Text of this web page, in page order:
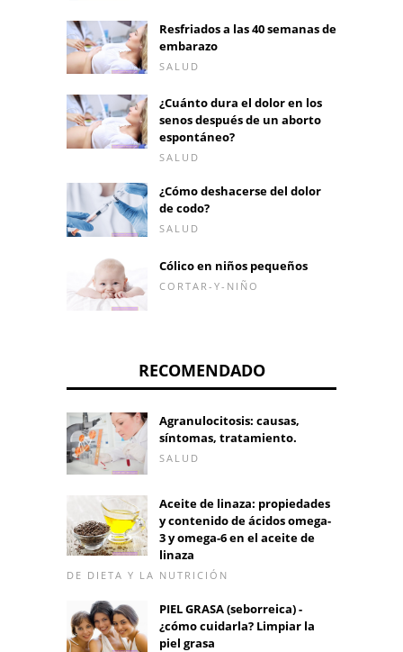
Resfriados a las 40 semanas de
embarazo
SALUD
¿Cuánto dura el dolor en los
senos después de un aborto
espontáneo?
SALUD
¿Cómo deshacerse del dolor
de codo?
SALUD
Cólico en niños pequeños
CORTAR-Y-NIÑO
RECOMENDADO
Agranulocitosis: causas,
síntomas, tratamiento.
SALUD
Aceite de linaza: propiedades
y contenido de ácidos omega-
3 y omega-6 en el aceite de
linaza
DE DIETA Y LA NUTRICIÓN
PIEL GRASA (seborreica) -
¿cómo cuidarla? Limpiar la
piel grasa